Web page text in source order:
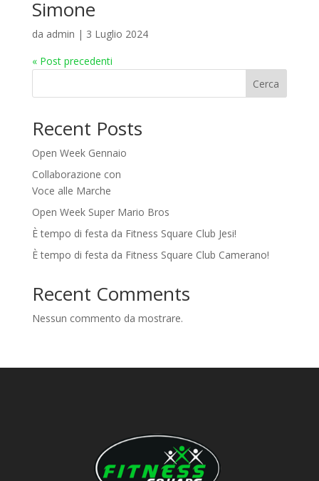
Simone
da admin | 3 Luglio 2024
« Post precedenti
Cerca
Recent Posts
Open Week Gennaio
Collaborazione con
Voce alle Marche
Open Week Super Mario Bros
È tempo di festa da Fitness Square Club Jesi!
È tempo di festa da Fitness Square Club Camerano!
Recent Comments
Nessun commento da mostrare.